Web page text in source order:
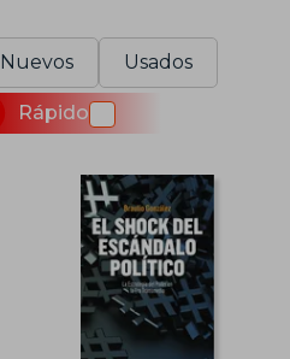
Nuevos Usados
Rápido